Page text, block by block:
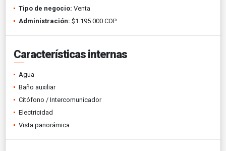
Tipo de negocio: Venta
Administración: $1.195.000 COP
Características internas
Agua
Baño auxiliar
Citófono / Intercomunicador
Electricidad
Vista panorámica